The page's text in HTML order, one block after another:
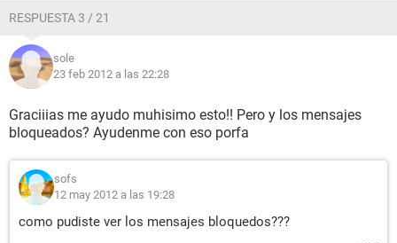
RESPUESTA 3 / 21
sole
23 feb 2012 a las 22:28
Graciiias me ayudo muhisimo esto!! Pero y los mensajes
bloqueados? Ayudenme con eso porfa
sofs
12 may 2012 a las 19:28
como pudiste ver los mensajes bloquedos???